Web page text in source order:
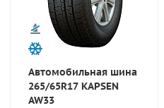
Автомобильная шина
265/65R17 KAPSEN
AW33